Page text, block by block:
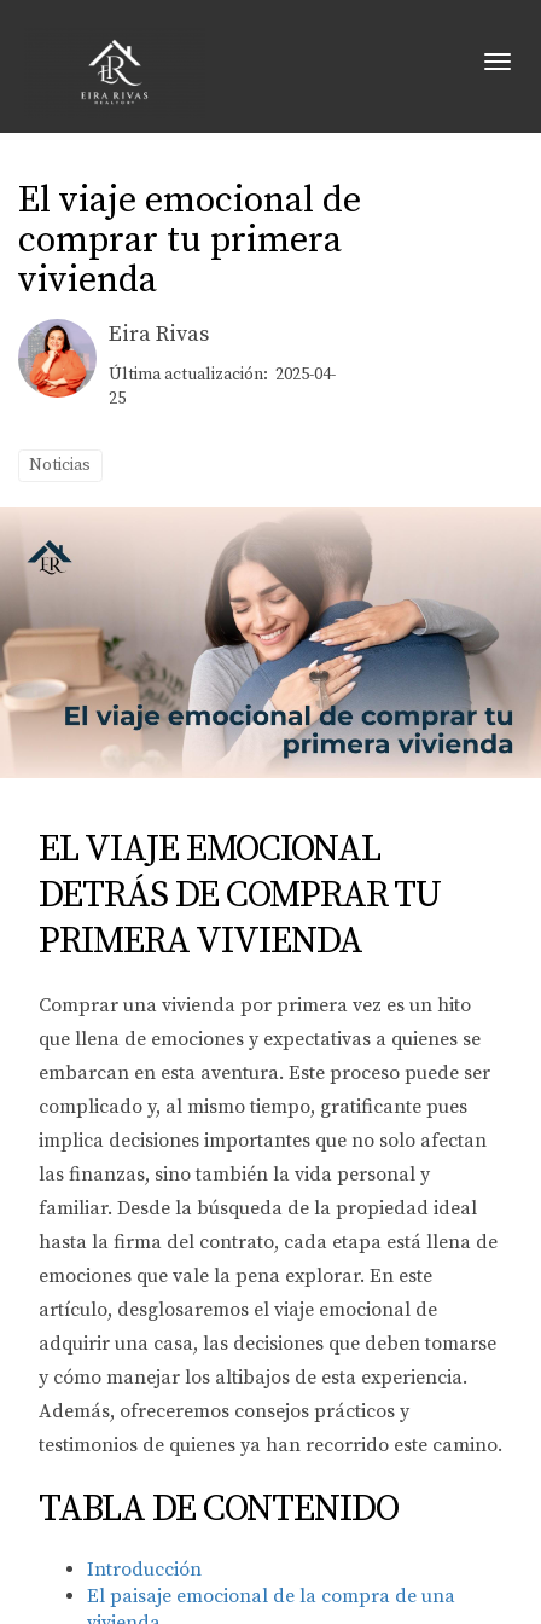
El viaje emocional de
comprar tu primera
vivienda
Eira Rivas
Última actualización: 2025-04-
25
Noticias
EL VIAJE EMOCIONAL
DETRÁS DE COMPRAR TU
PRIMERA VIVIENDA
Comprar una vivienda por primera vez es un hito
que llena de emociones y expectativas a quienes se
embarcan en esta aventura. Este proceso puede ser
complicado y, al mismo tiempo, gratificante pues
implica decisiones importantes que no solo afectan
las finanzas, sino también la vida personal y
familiar. Desde la búsqueda de la propiedad ideal
hasta la firma del contrato, cada etapa está llena de
emociones que vale la pena explorar. En este
artículo, desglosaremos el viaje emocional de
adquirir una casa, las decisiones que deben tomarse
y cómo manejar los altibajos de esta experiencia.
Además, ofreceremos consejos prácticos y
testimonios de quienes ya han recorrido este camino.
TABLA DE CONTENIDO
Introducción
El paisaje emocional de la compra de una